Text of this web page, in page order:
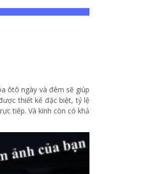
ôtô ngày và đêm sẽ giúp
thiết kế đặc biệt, tỷ lệ
tiếp. Và kính còn có khả